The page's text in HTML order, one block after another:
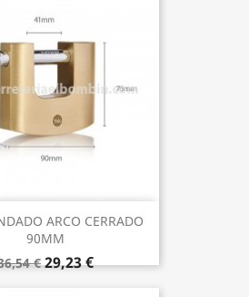
ARCO CERRADO
90MM
€ 29,23 €